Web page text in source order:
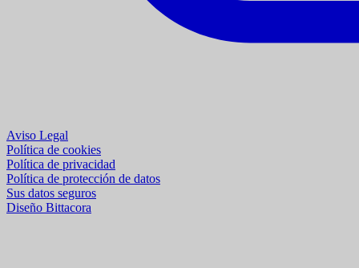
Aviso Legal
Política de cookies
Política de privacidad
Política de protección de datos
Sus datos seguros
Diseño Bittacora